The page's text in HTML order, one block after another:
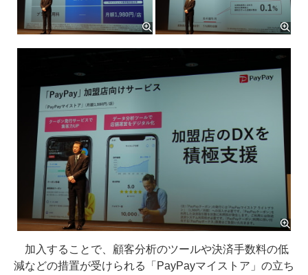
加入することで、顧客分析のツールや決済手数料の低
減などの措置が受けられる「PayPayマイストア」の立ち